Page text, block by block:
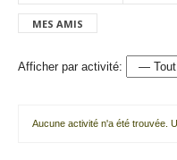
MES AMIS
Afficher par activité:
Aucune activité n'a été trouvée.